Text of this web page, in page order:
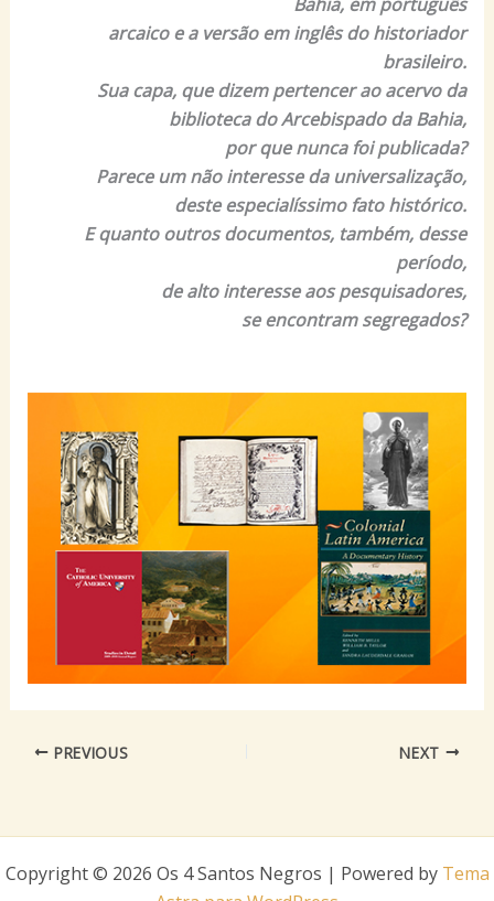
arcaico e a versão em inglês do historiador
brasileiro.
Sua capa, que dizem pertencer ao acervo da
biblioteca do Arcebispado da Bahia,
por que nunca foi publicada?
Parece um não interesse da universalização,
deste especialíssimo fato histórico.
E quanto outros documentos, também, desse
período,
de alto interesse aos pesquisadores,
se encontram segregados?
PREVIOUS NEXT
Copyright © 2026 Os 4 Santos Negros | Powered by Tema